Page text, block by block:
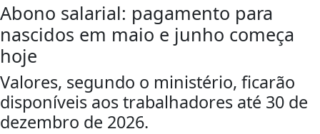
Abono salarial: pagamento para
nascidos em maio e junho começa
hoje
Valores, segundo o ministério, ficarão
disponíveis aos trabalhadores até 30 de
dezembro de 2026.